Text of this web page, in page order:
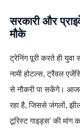
सरकारी और
मौके
ट्रेनिंग पूरी करते ही
नामी होटल्स, ट्रैवल
से नौकरी पा सकेंगे।
रहा है, जिससे जंगलों,
टूरिस्ट गाइड्स’ की मांग